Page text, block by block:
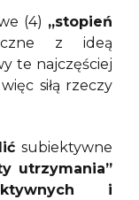
(4) „stopień
z ideą
te najczęściej
siłą rzeczy
subiektywne
utrzymania”
i